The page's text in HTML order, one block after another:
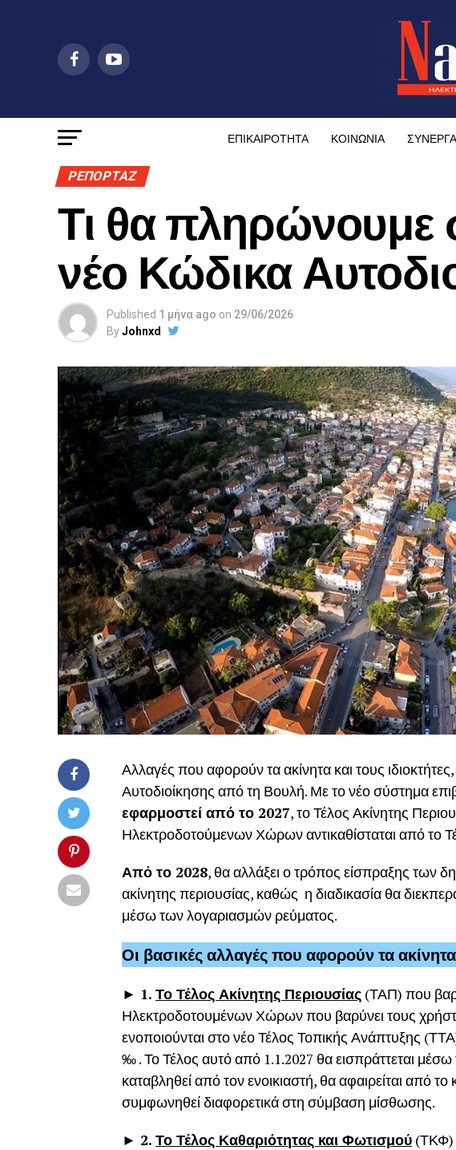
ΕΠΙΚΑΙΡΟΤΗΤΑ ΚΟΙΝΩΝΙΑ
ΡΕΠΟΡΤΑΖ
Τι θα πληρώνουμε
νέο Κώδικα
Published 1 μήνα ago on 29/06/2026
ByJohnxd
Αλλαγές που αφορούν τα ακίνητα και τους
Αυτοδιοίκησης από τη Βουλή. Με το νέο σύστημα
εφαρμοστεί από το 2027, το Τέλος Ακίνητης
Ηλεκτροδοτούμενων Χώρων αντικαθίσταται από το
Από το 2028, θα αλλάξει ο τρόπος είσπραξης των
ακίνητης περιουσίας, καθώς η διαδικασία θα
μέσω των λογαριασμών ρεύματος.
Οι βασικές αλλαγές που αφορούν τα ακίνητα
► 1. Το Τέλος Ακίνητης Περιουσίας (ΤΑΠ) που
Ηλεκτροδοτουμένων Χώρων που βαρύνει τους
ενοποιούνται στο νέο Τέλος Τοπικής Ανάπτυξης
‰ . Το Τέλος αυτό από 1.1.2027 θα εισπράττεται
καταβληθεί από τον ενοικιαστή, θα αφαιρείται από
συμφωνηθεί διαφορετικά στη σύμβαση μίσθωσης.
► 2. Το Τέλος Καθαριότητας και Φωτισμού (ΤΚΦ)